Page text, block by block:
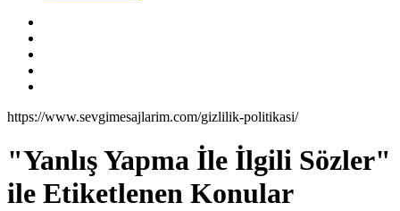
https://www.sevgimesajlarim.com/gizlilik-politikasi/
"Yanlış Yapma İle İlgili Sözler"
ile Etiketlenen Konular